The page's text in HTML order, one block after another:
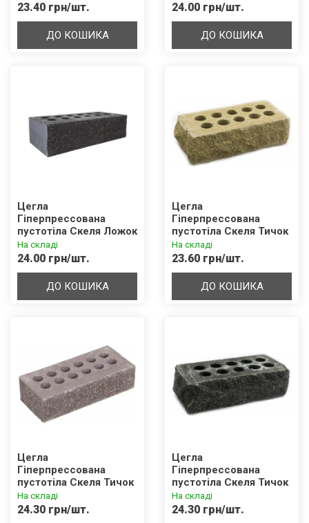
23.40 грн/шт.
ДО КОШИКА
24.00 грн/шт.
ДО КОШИКА
Цегла
Гіперпрессована
пустотіла Скеля Ложок
Чорна
На складі
24.00 грн/шт.
ДО КОШИКА
Цегла
Гіперпрессована
пустотіла Скеля Тичок
Жовта
На складі
23.60 грн/шт.
ДО КОШИКА
Цегла
Гіперпрессована
пустотіла Скеля Тичок
Коричнева
На складі
24.30 грн/шт.
Цегла
Гіперпрессована
пустотіла Скеля Тичок
Чорна
На складі
24.30 грн/шт.